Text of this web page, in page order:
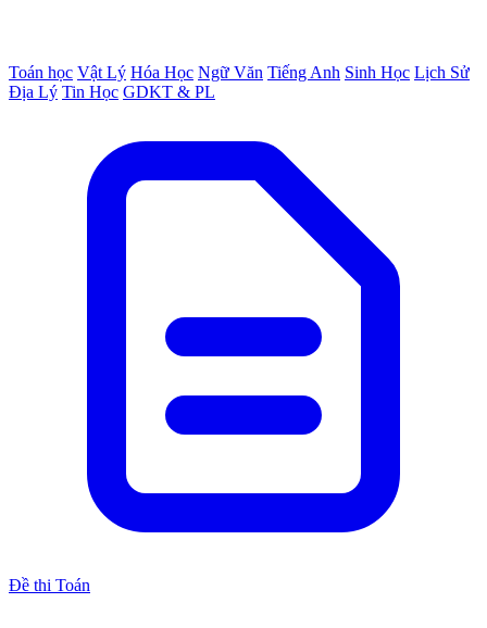
Toán học Vật Lý Hóa Học Ngữ Văn Tiếng Anh Sinh Học Lịch Sử
Địa Lý Tin Học GDKT & PL
Đề thi Toán